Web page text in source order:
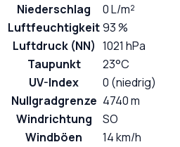
Niederschlag
0 L/m²
Luftfeuchtigkeit93 %
Luftdruck (NN) 1021 hPa
Taupunkt
23°C
UV-Index
0 (niedrig)
Nullgradgrenze 4740 m
Windrichtung
SO
Windböen
14 km/h